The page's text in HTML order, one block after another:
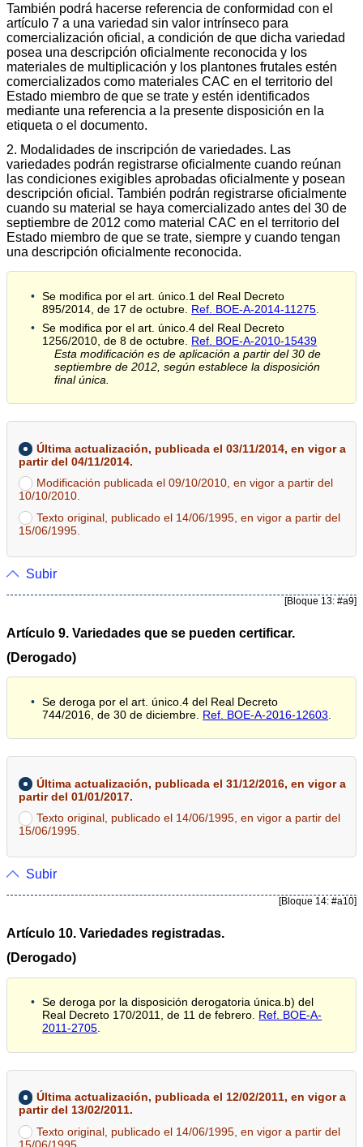
También podrá hacerse referencia de conformidad con el
artículo 7 a una variedad sin valor intrínseco para
comercialización oficial, a condición de que dicha variedad
posea una descripción oficialmente reconocida y los
materiales de multiplicación y los plantones frutales estén
comercializados como materiales CAC en el territorio del
Estado miembro de que se trate y estén identificados
mediante una referencia a la presente disposición en la
etiqueta o el documento.
2. Modalidades de inscripción de variedades. Las
variedades podrán registrarse oficialmente cuando reúnan
las condiciones exigibles aprobadas oficialmente y posean
descripción oficial. También podrán registrarse oficialmente
cuando su material se haya comercializado antes del 30 de
septiembre de 2012 como material CAC en el territorio del
Estado miembro de que se trate, siempre y cuando tengan
una descripción oficialmente reconocida.
Se modifica por el art. único.1 del Real Decreto
895/2014, de 17 de octubre. Ref. BOE-A-2014-11275
Se modifica por el art. único.4 del Real Decreto
1256/2010, de 8 de octubre. Ref. BOE-A-2010-15439
Esta modificación es de aplicación a partir del 30 de
septiembre de 2012, según establece la disposición
final única.
Última actualización, publicada el 03/11/2014, en vigor a
partir del 04/11/2014.
Modificación publicada el 09/10/2010, en vigor a partir del
10/10/2010.
Texto original, publicado el 14/06/1995, en vigor a partir del
15/06/1995.
Subir
[Bloque 13: #a9]
Artículo 9. Variedades que se pueden certificar.
(Derogado)
Se deroga por el art. único.4 del Real Decreto
744/2016, de 30 de diciembre. Ref. BOE-A-2016-12603
Última actualización, publicada el 31/12/2016, en vigor a
partir del 01/01/2017.
Texto original, publicado el 14/06/1995, en vigor a partir del
15/06/1995.
Subir
[Bloque 14: #a10]
Artículo 10. Variedades registradas.
(Derogado)
Se deroga por la disposición derogatoria única.b) del
Real Decreto 170/2011, de 11 de febrero. Ref. BOE-A-
2011-2705.
Última actualización, publicada el 12/02/2011, en vigor a
partir del 13/02/2011.
Texto original, publicado el 14/06/1995, en vigor a partir del
15/06/1995.